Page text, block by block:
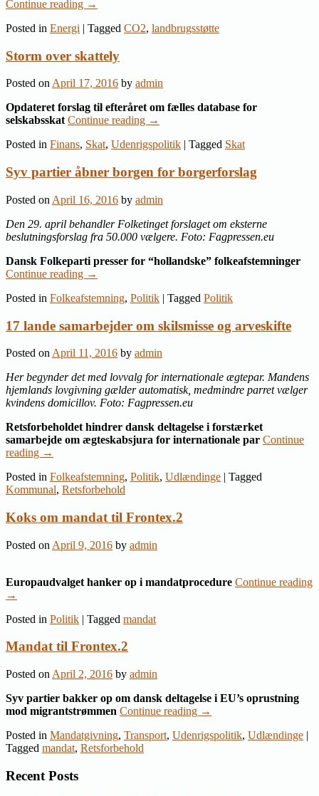
Continue reading →
Posted in Energi | Tagged CO2, landbrugsstøtte
Storm over skattely
Posted onApril 17, 2016 by admin
Opdateret forslag til efteråret om fælles database for
selskabsskat Continue reading →
Posted in Finans, Skat, Udenrigspolitik | Tagged Skat
Syv partier åbner borgen for borgerforslag
Posted on April 16, 2016 by admin
Den 29. april behandler Folketinget forslaget om eksterne
beslutningsforslag fra 50.000 vælgere. Foto: Fagpressen.eu
Dansk Folkeparti presser for “hollandske” folkeafstemninger
Continue reading →
Posted in Folkeafstemning, Politik | Tagged Politik
17 lande samarbejder om skilsmisse og arveskifte
Posted on April 11, 2016 by admin
Her begynder det med lovvalg for internationale ægtepar. Mandens
hjemlands lovgivning gælder automatisk, medmindre parret vælger
kvindens domicillov. Foto: Fagpressen.eu
Retsforbeholdet hindrer dansk deltagelse i forstærket
samarbejde om ægteskabsjura for internationale par Continue
reading →
Posted in Folkeafstemning, Politik, Udlændinge | Tagged
Kommunal, Retsforbehold
Koks om mandat til Frontex.2
Posted on April 9, 2016 by admin
Europaudvalget hanker op i mandatprocedure Continue reading
→
Posted in Politik | Tagged mandat
Mandat til Frontex.2
Posted on April 2, 2016 by admin
Syv partier bakker op om dansk deltagelse i EU’s oprustning
mod migrantstrømmen Continue reading →
Posted in Mandatgivning, Transport, Udenrigspolitik, Udlændinge |
Tagged mandat, Retsforbehold
Recent Posts